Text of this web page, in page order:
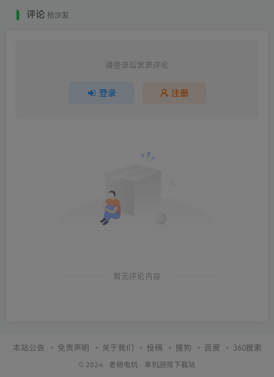
评论 抢沙发
请登录后发表评论
登录 注册
暂无评论内容
本站公告 免责声明 关于我们 投稿 搜狗 百度 360搜索
© 2024 · 老杨电玩 · 单机游戏下载站